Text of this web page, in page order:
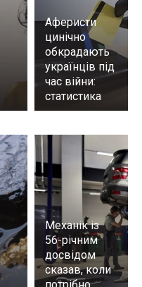
Аферисти
цинічно
обкрадають
українців під
час війни:
статистика
Механік із
56-річним
досвідом
сказав, коли